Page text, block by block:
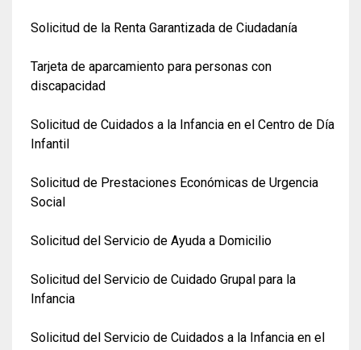
Solicitud de la Renta Garantizada de Ciudadanía
Tarjeta de aparcamiento para personas con
discapacidad
Solicitud de Cuidados a la Infancia en el Centro de Día
Infantil
Solicitud de Prestaciones Económicas de Urgencia
Social
Solicitud del Servicio de Ayuda a Domicilio
Solicitud del Servicio de Cuidado Grupal para la
Infancia
Solicitud del Servicio de Cuidados a la Infancia en el